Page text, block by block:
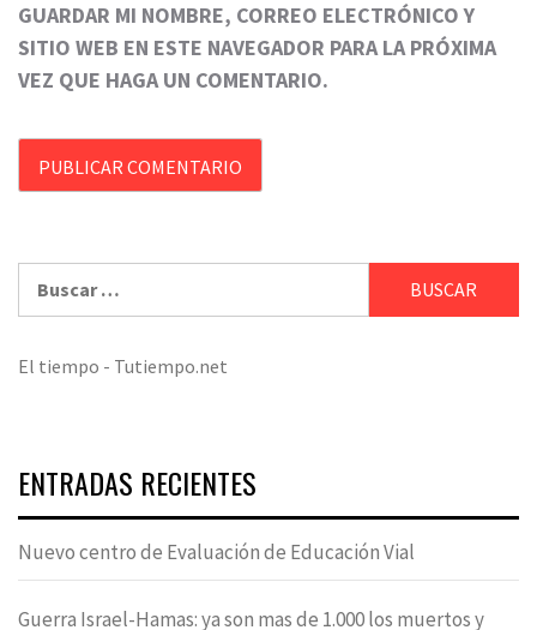
GUARDAR MI NOMBRE, CORREO ELECTRÓNICO Y
SITIO WEB EN ESTE NAVEGADOR PARA LA PRÓXIMA
VEZ QUE HAGA UN COMENTARIO.
El tiempo - Tutiempo.net
ENTRADAS RECIENTES
Nuevo centro de Evaluación de Educación Vial
Guerra Israel-Hamas: ya son mas de 1.000 los muertos y